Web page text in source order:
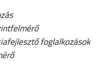
foglalkozások